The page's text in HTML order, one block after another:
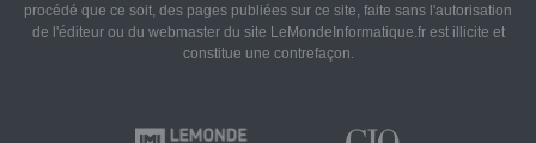
procédé que ce soit, des pages publiées sur ce site, faite sans l'autorisation
de l'éditeur ou du webmaster du site LeMondeInformatique.fr est illicite et
constitue une contrefaçon.